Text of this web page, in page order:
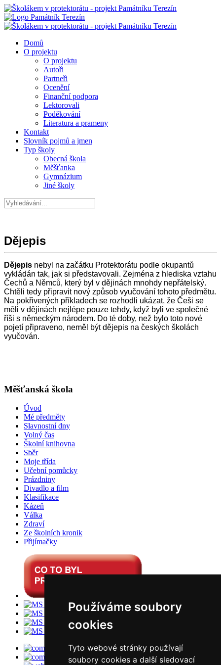
Používáme soubory
cookies
Tyto webové stránky používají
soubory cookies a další sledovací
Domů
O projektu
O projektu
Autoři
Partneři
Ocenění
Finanční podpora
Lektorovali
Poděkování
Literatura a prameny
Kontakt
Slovník pojmů a jmen
Typ školy
Obecná škola
Měšťanka
Gymnázium
Jiné školy
Dějepis
Dějepis nebyl na začátku Protektorátu podle okupantů
vykládán tak, jak si představovali. Zejména z hlediska vztahu
Čechů a Němců, který byl v dějinách mnohdy nepřátelský.
Chtěli tedy připravit nový způsob vyučování tohoto předmětu.
Na pokřivených příkladech se rozhodli ukázat, že Češi se
měli v dějinách nejlépe pouze tehdy, když byli ve společné
říši s německým národem. Do té doby, než bylo toto nové
pojetí připraveno, neměl být dějepis na českých školách
vyučován.
Měšťanská škola
Úvod
Mé předměty
Slavnostní dny
Volný čas
Školní knihovna
Sběr
Moje třída
Učební pomůcky
Prázdniny
Divadlo a film
Klasifikace
Kázeň
Válka
Zdraví
Ze školních kronik
Přijímačky